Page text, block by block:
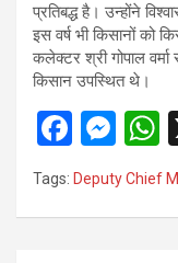
प्रतिबद्ध है। उन्होंने
इस वर्ष भी किसानों को
कलेक्टर श्री गोपाल वर्मा
किसान उपस्थित थे।
F
a
ce
M
es
se
h
Tags: Deputy Chief